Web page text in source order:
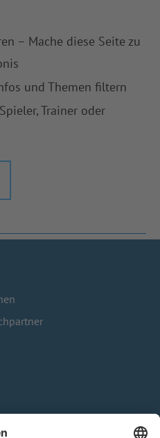
– Mache diese Seite zu
und Themen filtern
Trainer oder